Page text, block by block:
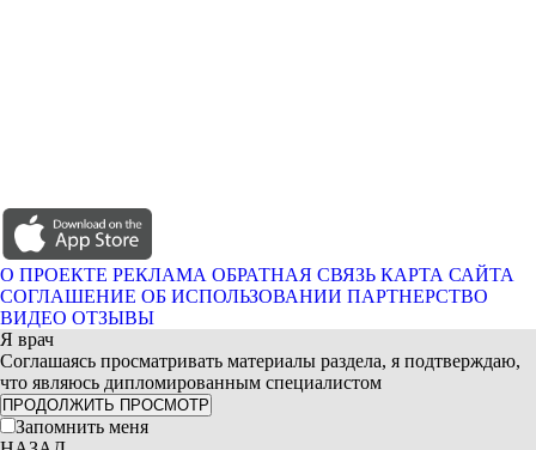
О ПРОЕКТЕ РЕКЛАМА ОБРАТНАЯ СВЯЗЬ КАРТА САЙТА
СОГЛАШЕНИЕ ОБ ИСПОЛЬЗОВАНИИ ПАРТНЕРСТВО
ВИДЕО ОТЗЫВЫ
Я врач
Соглашаясь просматривать материалы раздела, я подтверждаю,
что являюсь дипломированным специалистом
ПРОДОЛЖИТЬ ПРОСМОТР
Запомнить меня